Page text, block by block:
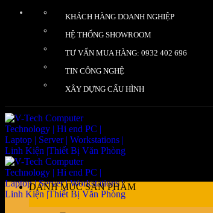
KHÁCH HÀNG DOANH NGHIỆP
HỆ THỐNG SHOWROOM
TƯ VẤN MUA HÀNG: 0932 402 696
TIN CÔNG NGHỆ
XÂY DỰNG CẤU HÌNH
DANH MỤC SẢN PHẨM